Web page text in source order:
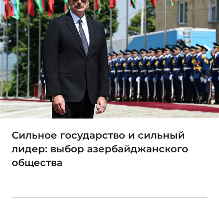
Сильное государство и сильный
лидер: выбор азербайджанского
общества